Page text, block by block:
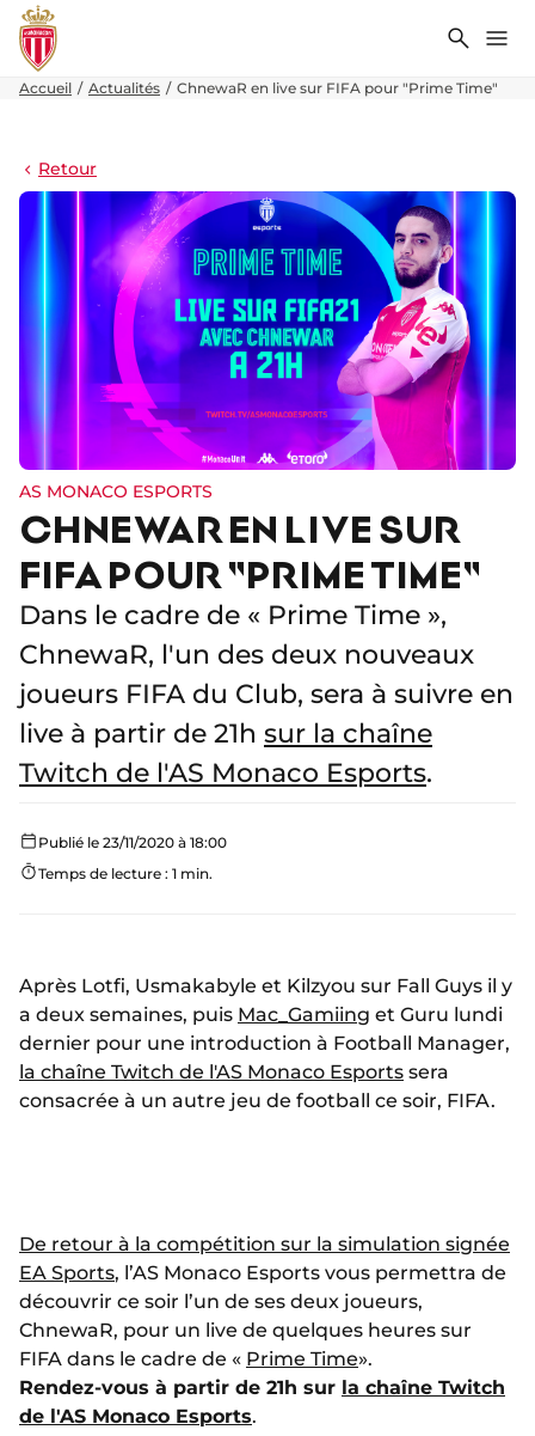
Accueil Actualités ChnewaR en live sur FIFA pour "Prime Time"
Retour
AS MONACO ESPORTS
CHNEWAR EN LIVE SUR
FIFA POUR "PRIME TIME"
Dans le cadre de « Prime Time »,
ChnewaR, l'un des deux nouveaux
joueurs FIFA du Club, sera à suivre en
live à partir de 21h sur la chaîne
Twitch de l'AS Monaco Esports.
Publié le 23/11/2020 à 18:00
Temps de lecture : 1 min.
Après Lotfi, Usmakabyle et Kilzyou sur Fall Guys il y
a deux semaines, puis Mac_Gamiing et Guru lundi
dernier pour une introduction à Football Manager,
la chaîne Twitch de l'AS Monaco Esports sera
consacrée à un autre jeu de football ce soir, FIFA.
De retour à la compétition sur la simulation signée
EA Sports, l’AS Monaco Esports vous permettra de
découvrir ce soir l’un de ses deux joueurs,
ChnewaR, pour un live de quelques heures sur
FIFA dans le cadre de « Prime Time».
Rendez-vous à partir de 21h sur la chaîne Twitch
de l'AS Monaco Esports.